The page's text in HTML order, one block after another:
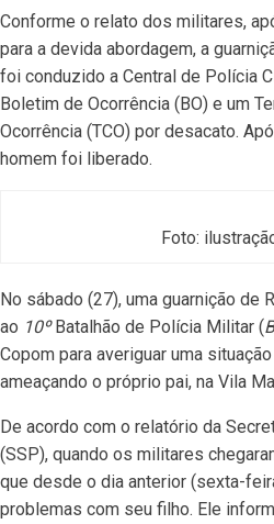
Conforme o relato dos militares,
para a devida abordagem, a
foi conduzido a Central de Polícia
Boletim de Ocorrência (BO) e um
Ocorrência (TCO) por desacato.
homem foi liberado.
Foto:
No sábado (27), uma guarnição de
ao 10ºBatalhão de Polícia Militar (
Copom para averiguar uma
ameaçando o próprio pai, na Vila
De acordo com o relatório da
(SSP), quando os militares
que desde o dia anterior (sexta-
problemas com seu filho. Ele